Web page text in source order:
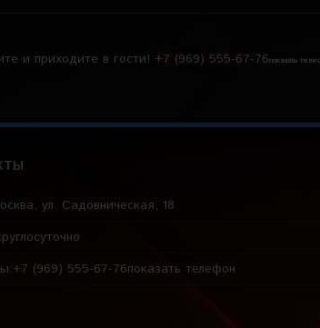
и приходите в гости! +7 (969) 555-67-76показать
ул. Садовническая, 18
+7 (969) 555-67-76показать телефон